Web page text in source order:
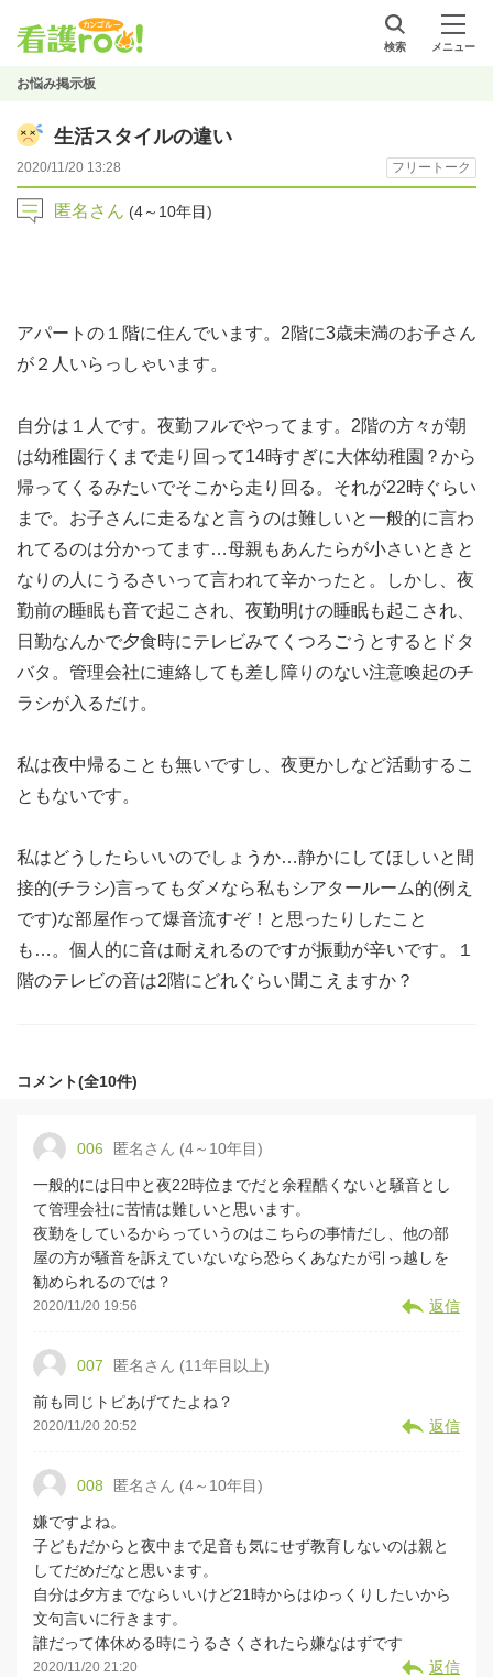
検索 メニュー
お悩み掲示板
生活スタイルの違い
2020/11/20 13:28 フリートーク
匿名さん (4～10年目)
アパートの１階に住んでいます。2階に3歳未満のお子さん
が２人いらっしゃいます。
自分は１人です。夜勤フルでやってます。2階の方々が朝
は幼稚園行くまで走り回って14時すぎに大体幼稚園？から
帰ってくるみたいでそこから走り回る。それが22時ぐらい
まで。お子さんに走るなと言うのは難しいと一般的に言わ
れてるのは分かってます…母親もあんたらが小さいときと
なりの人にうるさいって言われて辛かったと。しかし、夜
勤前の睡眠も音で起こされ、夜勤明けの睡眠も起こされ、
日勤なんかで夕食時にテレビみてくつろごうとするとドタ
バタ。管理会社に連絡しても差し障りのない注意喚起のチ
ラシが入るだけ。
私は夜中帰ることも無いですし、夜更かしなど活動するこ
ともないです。
私はどうしたらいいのでしょうか…静かにしてほしいと間
接的(チラシ)言ってもダメなら私もシアタールーム的(例え
です)な部屋作って爆音流すぞ！と思ったりしたこと
も…。個人的に音は耐えれるのですが振動が辛いです。１
階のテレビの音は2階にどれぐらい聞こえますか？
コメント(全10件)
006 匿名さん (4～10年目)
一般的には日中と夜22時位までだと余程酷くないと騒音とし
て管理会社に苦情は難しいと思います。
夜勤をしているからっていうのはこちらの事情だし、他の部
屋の方が騒音を訴えていないなら恐らくあなたが引っ越しを
勧められるのでは？
2020/11/20 19:56 返信
007 匿名さん (11年目以上)
前も同じトピあげてたよね？
2020/11/20 20:52 返信
008 匿名さん (4～10年目)
嫌ですよね。
子どもだからと夜中まで足音も気にせず教育しないのは親と
してだめだなと思います。
自分は夕方までならいいけど21時からはゆっくりしたいから
文句言いに行きます。
誰だって体休める時にうるさくされたら嫌なはずです
2020/11/20 21:20 返信